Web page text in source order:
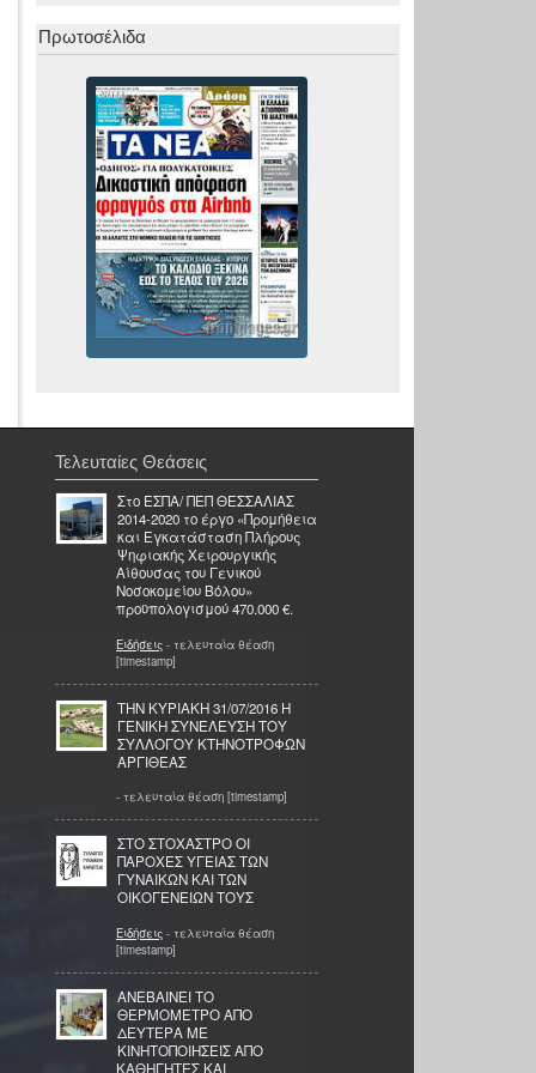
Πρωτοσέλιδα
Τελευταίες Θεάσεις
Στο ΕΣΠΑ/ ΠΕΠ ΘΕΣΣΑΛΙΑΣ
2014-2020 το έργο «Προμήθεια
και Εγκατάσταση Πλήρους
Ψηφιακής Χειρουργικής
Αίθουσας του Γενικού
Νοσοκομείου Βόλου»
προϋπολογισμού 470.000 €.
Ειδήσεις - τελευταία θέαση
[timestamp]
ΤΗΝ ΚΥΡΙΑΚΗ 31/07/2016 Η
ΓΕΝΙΚΗ ΣΥΝΕΛΕΥΣΗ ΤΟΥ
ΣΥΛΛΟΓΟΥ ΚΤΗΝΟΤΡΟΦΩΝ
ΑΡΓΙΘΕΑΣ
- τελευταία θέαση [timestamp]
ΣΤΟ ΣΤΟΧΑΣΤΡΟ ΟΙ
ΠΑΡΟΧΕΣ ΥΓΕΙΑΣ ΤΩΝ
ΓΥΝΑΙΚΩΝ ΚΑΙ ΤΩΝ
ΟΙΚΟΓΕΝΕΙΩΝ ΤΟΥΣ
Ειδήσεις - τελευταία θέαση
[timestamp]
ΑΝΕΒΑΙΝΕΙ ΤΟ
ΘΕΡΜΟΜΕΤΡΟ ΑΠΟ
ΔΕΥΤΕΡΑ ΜΕ
ΚΙΝΗΤΟΠΟΙΗΣΕΙΣ ΑΠΟ
ΚΑΘΗΓΗΤΕΣ ΚΑΙ